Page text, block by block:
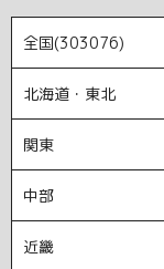
全国(303076)
北海道・東北
関東
中部
近畿